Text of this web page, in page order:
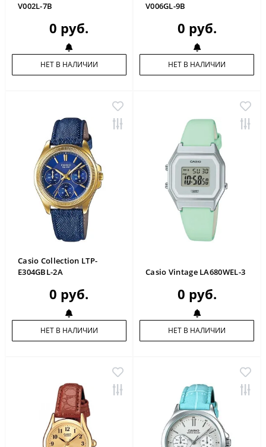
V002L-7B
0 руб.
НЕТ В НАЛИЧИИ
V006GL-9B
0 руб.
НЕТ В НАЛИЧИИ
Casio Collection LTP-
E304GBL-2A
0 руб.
НЕТ В НАЛИЧИИ
Casio Vintage LA680WEL-3
0 руб.
НЕТ В НАЛИЧИИ